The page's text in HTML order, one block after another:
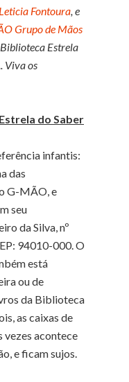
Leticia Fontoura, e
Grupo de Mãos
Estrela
Viva os
do Saber
infantis:
das
G-MÃO, e
seu
da Silva, nº
94010-000. O
está
ou de
da Biblioteca
as caixas de
vezes acontece
e ficam sujos.